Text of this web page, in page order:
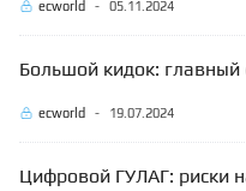
ecworld - 05.11.2024
Большой кидок: главный
ecworld - 19.07.2024
Цифровой ГУЛАГ: риски